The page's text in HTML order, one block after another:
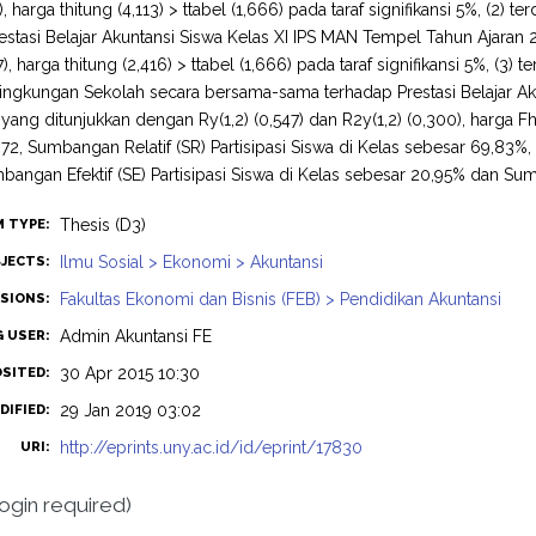
harga thitung (4,113) > ttabel (1,666) pada taraf signifikansi 5%, (2)
Belajar Akuntansi Siswa Kelas XI IPS MAN Tempel Tahun
harga thitung (2,416) > ttabel (1,666) pada taraf signifikansi 5%, (3)
Sekolah secara bersama-sama terhadap Prestasi Belajar
ditunjukkan dengan Ry(1,2) (0,547) dan R2y(1,2) (0,300), harga
Sumbangan Relatif (SR) Partisipasi Siswa di Kelas sebesar
Efektif (SE) Partisipasi Siswa di Kelas sebesar 20,95% dan
TYPE: Thesis (D3)
Ilmu Sosial > Ekonomi > Akuntansi
Fakultas Ekonomi dan Bisnis (FEB) > Pendidikan Akuntansi
USER: Admin Akuntansi FE
30 Apr 2015 10:30
29 Jan 2019 03:02
URI: http://eprints.uny.ac.id/id/eprint/17830
required)